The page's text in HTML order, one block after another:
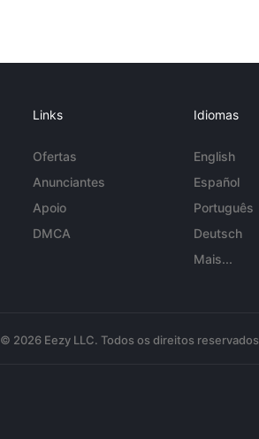
Links
Ofertas
Anunciantes
Apoio
DMCA
Idiomas
English
Español
Português
Deutsch
Mais...
© 2026 Eezy LLC. Todos os direitos reservados